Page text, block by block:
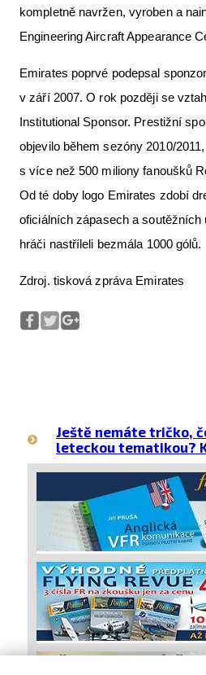
kompletně navržen, vyroben a
Engineering Aircraft Appearance
Emirates poprvé podepsal
v září 2007. O rok později se
Institutional Sponsor. Prestižní
objevilo během sezóny 2010/
s více než 500 miliony fanoušků
Od té doby logo Emirates zdobí
oficiálních zápasech a soutěžních
hráči nastříleli bezmála 1000 gólů.
Zdroj. tisková zpráva Emirates
Ještě nemáte tričko,
leteckou tematikou?